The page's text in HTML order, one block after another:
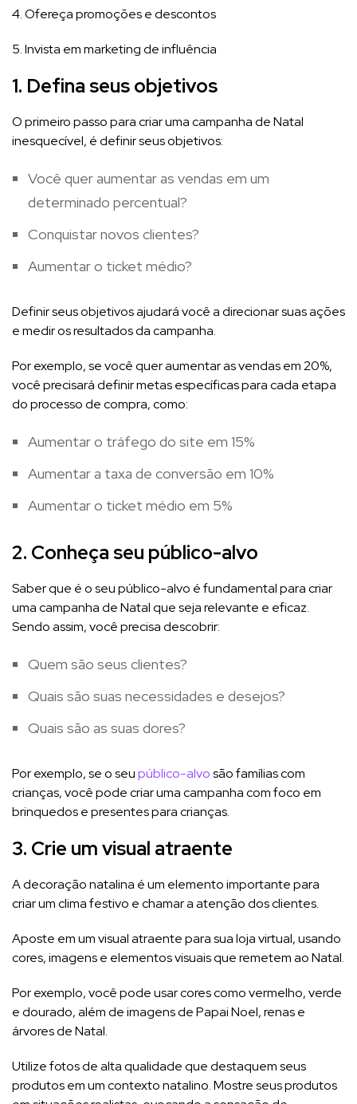
4. Ofereça promoções e descontos
5. Invista em marketing de influência
1. Defina seus objetivos
O primeiro passo para criar uma campanha de Natal
inesquecível, é definir seus objetivos:
Você quer aumentar as vendas em um
determinado percentual?
Conquistar novos clientes?
Aumentar o ticket médio?
Definir seus objetivos ajudará você a direcionar suas ações
e medir os resultados da campanha.
Por exemplo, se você quer aumentar as vendas em 20%,
você precisará definir metas específicas para cada etapa
do processo de compra, como:
Aumentar o tráfego do site em 15%
Aumentar a taxa de conversão em 10%
Aumentar o ticket médio em 5%
2. Conheça seu público-alvo
Saber que é o seu público-alvo é fundamental para criar
uma campanha de Natal que seja relevante e eficaz.
Sendo assim, você precisa descobrir:
Quem são seus clientes?
Quais são suas necessidades e desejos?
Quais são as suas dores?
Por exemplo, se o seupúblico-alvosão famílias com
crianças, você pode criar uma campanha com foco em
brinquedos e presentes para crianças.
3. Crie um visual atraente
A decoração natalina é um elemento importante para
criar um clima festivo e chamar a atenção dos clientes.
Aposte em um visual atraente para sua loja virtual, usando
cores, imagens e elementos visuais que remetem ao Natal.
Por exemplo, você pode usar cores como vermelho, verde
e dourado, além de imagens de Papai Noel, renas e
árvores de Natal.
Utilize fotos de alta qualidade que destaquem seus
produtos em um contexto natalino. Mostre seus produtos